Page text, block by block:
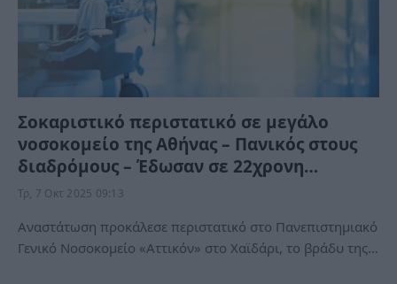
Σοκαριστικό περιστατικό σε μεγάλο
νοσοκομείο της Αθήνας – Πανικός στους
διαδρόμους – Έδωσαν σε 22χρονη…
Τρ, 7 Οκτ 2025 09:13
Αναστάτωση προκάλεσε περιστατικό στο Πανεπιστημιακό
Γενικό Νοσοκομείο «Αττικόν» στο Χαϊδάρι, το βράδυ της…